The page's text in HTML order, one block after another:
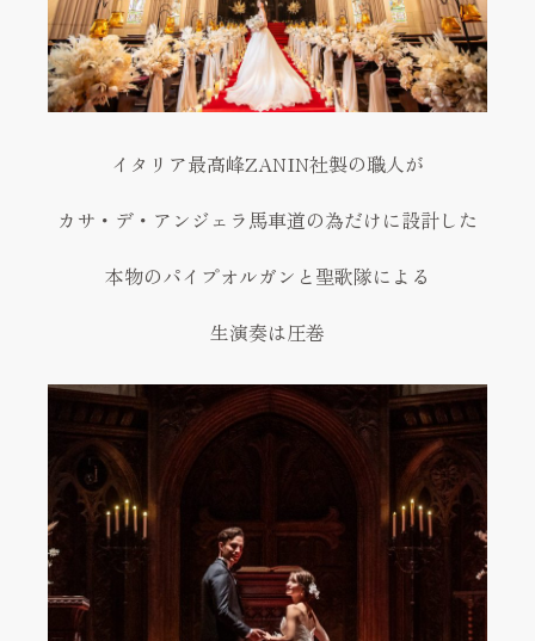
イタリア最高峰ZANIN社製の職人が
カサ・デ・アンジェラ馬車道の為だけに設計した
本物のパイプオルガンと聖歌隊による
生演奏は圧巻